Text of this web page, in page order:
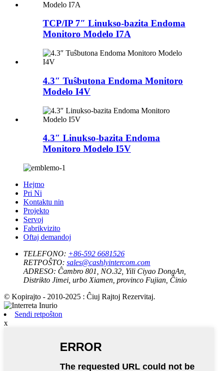
TCP/IP 7″ Linukso-bazita Endoma
Monitoro Modelo I7A
4.3″ Tuŝbutona Endoma Monitoro
Modelo I4V
4.3″ Linukso-bazita Endoma
Monitoro Modelo I5V
Hejmo
Pri Ni
Kontaktu nin
Projekto
Servoj
Fabrikvizito
Oftaj demandoj
TELEFONO: +86-592 6681526
RETPOŜTO: sales@cashlyintercom.com
ADRESO: Ĉambro 801, NO.32, Yili Ciyao DongAn,
Distrikto Jimei, urbo Xiamen, provinco Fujian, Ĉinio
© Kopirajto - 2010-2025 : Ĉiuj Rajtoj Rezervitaj.
Sendi retpoŝton
x